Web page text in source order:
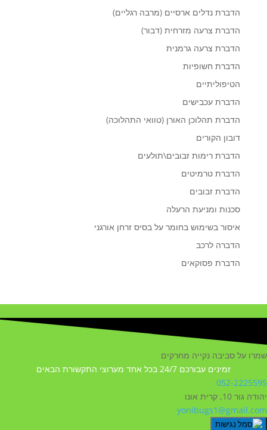
הדברת נדלים ארסיים (מרבה רגליים)
הדברת צרעה מזרחית (דבור)
הדברת צרעה גרמנית
הדברת חשופיות
הטיפוליתיים
הדברת עכבישים
הדברת תהלוכן האורן (טוואי התהלוכה)
דובון הקורים
הדברת רימות זבובים\תולעים
הדברת טרמיטים
הדברת זבובים
סכנות ומניעת הרעלה
איסור בשימוש בחומר על בסיס זרחן אורגני
הדברה לרכב
הדברת פסוקאים
שמרו על סביבה נקייה מחרקים
זמינים עבורכם 24/7 בכל אחד מערוצי התקשורת הבאים
052-2225595
יהודה גור 10, קרית אונו
yonibugs1@gmail.com